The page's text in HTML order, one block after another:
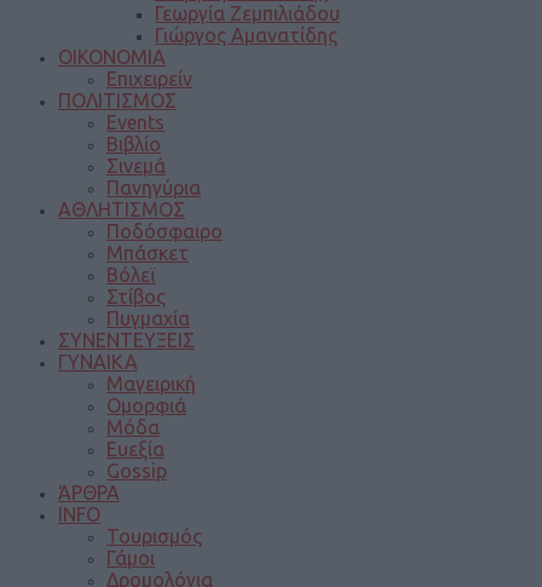
Γεωργία Ζεμπιλιάδου
Γιώργος Αμανατίδης
ΟΙΚΟΝΟΜΙΑ
Επιχειρείν
ΠΟΛΙΤΙΣΜΟΣ
Events
Βιβλίο
Σινεμά
Πανηγύρια
ΑΘΛΗΤΙΣΜΟΣ
Ποδόσφαιρο
Μπάσκετ
Βόλεϊ
Στίβος
Πυγμαχία
ΣΥΝΕΝΤΕΥΞΕΙΣ
ΓΥΝΑΙΚΑ
Μαγειρική
Ομορφιά
Μόδα
Ευεξία
Gossip
ΆΡΘΡΑ
INFO
Τουρισμός
Γάμοι
Δρομολόγια